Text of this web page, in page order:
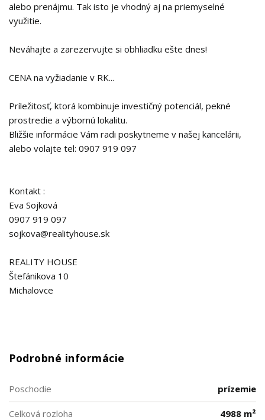
alebo prenájmu. Tak isto je vhodný aj na priemyselné
využitie.
Neváhajte a zarezervujte si obhliadku ešte dnes!
CENA na vyžiadanie v RK...
Príležitosť, ktorá kombinuje investičný potenciál, pekné
prostredie a výbornú lokalitu.
Bližšie informácie Vám radi poskytneme v našej kancelárii,
alebo volajte tel: 0907 919 097
Kontakt :
Eva Sojková
0907 919 097
sojkova@realityhouse.sk
REALITY HOUSE
Štefánikova 10
Michalovce
Podrobné informácie
Poschodie prízemie
Celková rozloha
4988 m²